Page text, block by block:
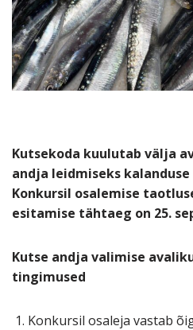
Kutsekoda kuulutab välja
andja leidmiseks
Konkursil osalemise
esitamise tähtaeg on 25.
Kutse andja valimise
tingimused
Konkursil osaleja vastab